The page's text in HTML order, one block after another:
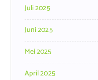
Juli 2025
Juni 2025
Mei 2025
April 2025